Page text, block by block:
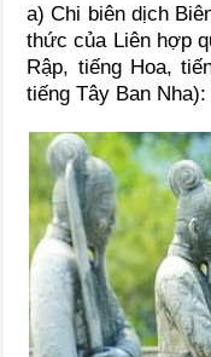
a) Chi biên dịch
thức của Liên hợp
Rập, tiếng Hoa,
tiếng Tây Ban